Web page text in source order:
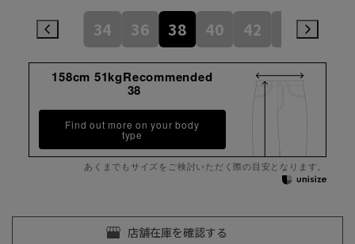
34 36 38 40 42
158cm 51kgRecommended
38
Find out more on your body
type
あくまでもサイズをご検討いただく際の目安となります。